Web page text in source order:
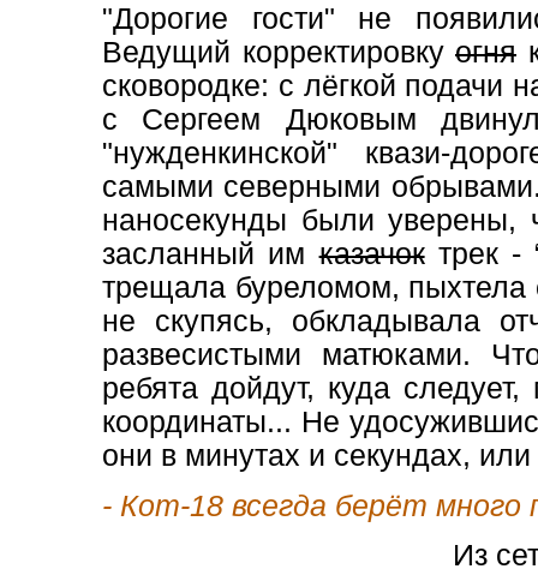
"Дорогие гости" не
Ведущий корректировку огня
сковородке: с лёгкой подачи
с Сергеем Дюковым
"нужденкинской" квази-
самыми северными
наносекунды были
засланный имказачоктрек -
трещала буреломом,
не скупясь, обкладывала
развесистыми матюками.
ребята дойдут, куда
координаты... Не
они в минутах и секундах,
- Кот-18 всегда берёт
Из